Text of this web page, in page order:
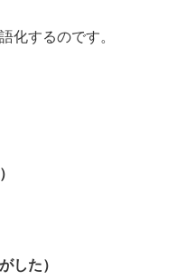
化するのです。
した）